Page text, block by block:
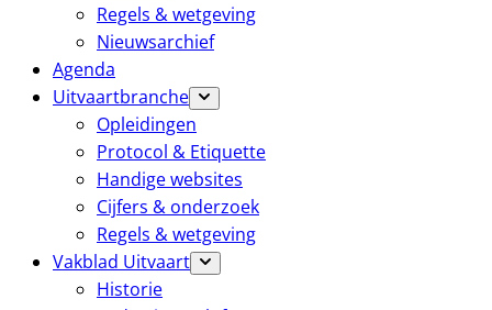
Regels & wetgeving
Nieuwsarchief
Agenda
Uitvaartbranche
Opleidingen
Protocol & Etiquette
Handige websites
Cijfers & onderzoek
Regels & wetgeving
Vakblad Uitvaart
Historie